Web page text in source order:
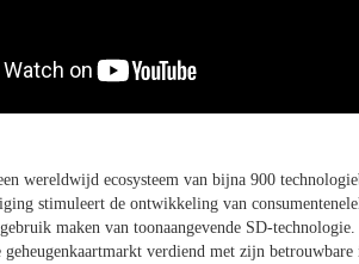
wereldwijd ecosysteem van bijna 900
stimuleert de ontwikkeling van
maken van toonaangevende SD-
geheugenkaartmarkt verdiend met zijn